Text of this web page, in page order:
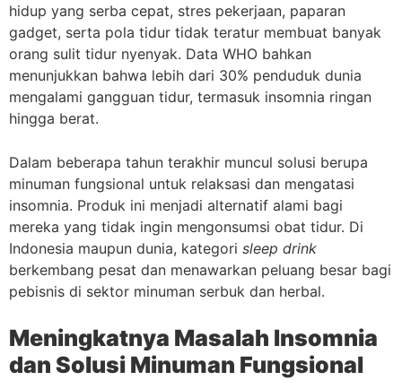
hidup yang serba cepat, stres pekerjaan, paparan
gadget, serta pola tidur tidak teratur membuat banyak
orang sulit tidur nyenyak. Data WHO bahkan
menunjukkan bahwa lebih dari 30% penduduk dunia
mengalami gangguan tidur, termasuk insomnia ringan
hingga berat.
Dalam beberapa tahun terakhir muncul solusi berupa
minuman fungsional untuk relaksasi dan mengatasi
insomnia. Produk ini menjadi alternatif alami bagi
mereka yang tidak ingin mengonsumsi obat tidur. Di
Indonesia maupun dunia, kategori sleep drink
berkembang pesat dan menawarkan peluang besar bagi
pebisnis di sektor minuman serbuk dan herbal.
Meningkatnya Masalah Insomnia
dan Solusi Minuman Fungsional